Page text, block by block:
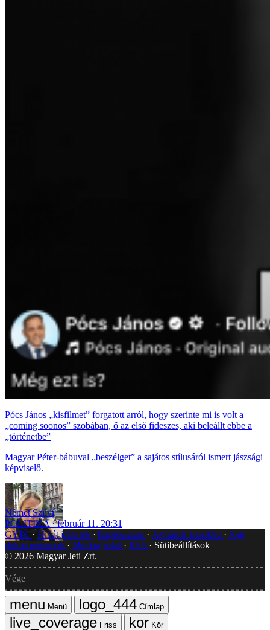
Pócs János „kisfilmet” forgatott arról, hogy szerinte mi is volt a
„coming soonos” szobában, ő az első fideszes, aki beleállt ebbe a
„történetbe”
Magyar Péter-bábuval „beszélget” a sajátos stílusáról ismert jászsági
képviselő.
Német Szilvi
POLITIKA
február 11. 20:31
GYIK
Hibát jelentek Impresszum Javítások kezelése
Jogi
dokumentumok
Médiaajánlat RSS
Sütibeállítások
© 2026 Magyar Jeti Zrt.
Vége
Menü
Címlap
Friss
Kör